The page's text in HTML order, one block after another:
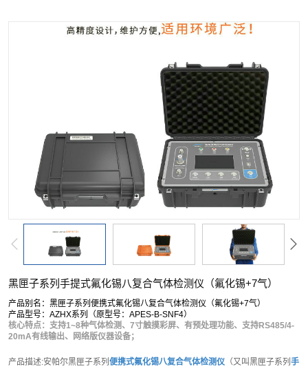
黑匣子系列手提式氟化锡八复合气体检测仪（氟化锡+7气）
产品别名：黑匣子系列便携式氟化锡八复合气体检测仪（氟化锡+7气）
产品型号：AZHX系列（原型号：APES-B-SNF4）
核心特点：支持1~8种气体检测、7寸触摸彩屏、有预处理功能、支持RS485/4-
20mA有线输出、网络版仪器设备；
产品描述:安帕尔黑匣子系列 便携式氟化锡八复合气体检测仪 （又叫黑匣子系列 手